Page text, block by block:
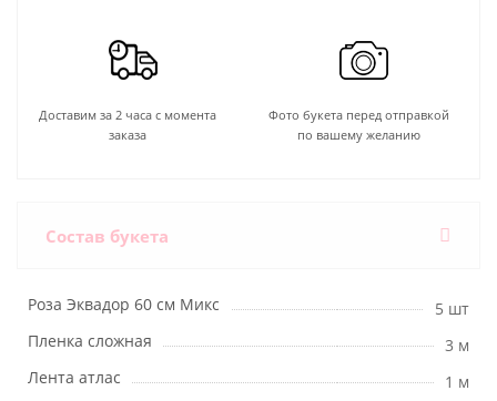
Доставим за 2 часа с момента
заказа
Фото букета перед отправкой
по вашему желанию
Состав букета
Роза Эквадор 60 см Микс
5 шт
Пленка сложная
3 м
Лента атлас
1 м